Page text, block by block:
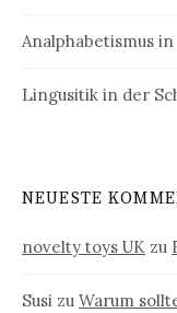
Analphabetismus
Lingusitik in der
NEUESTE
novelty toys UK zu
Susi zu Warum